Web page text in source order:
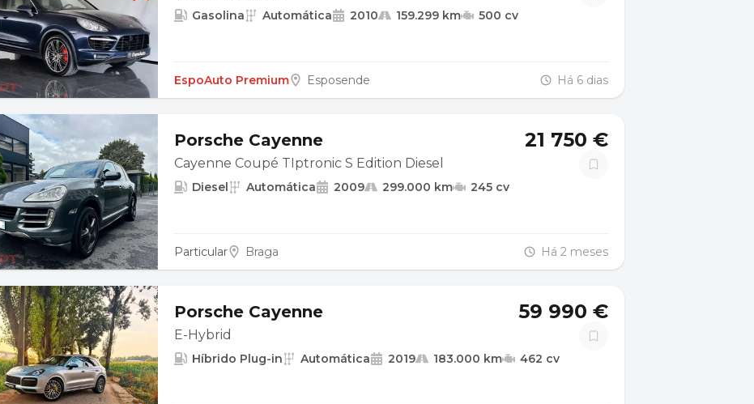
Gasolina Automática 2010 159.299 km 500 cv
EspoAuto Premium Esposende Há 6 dias
Porsche Cayenne
Cayenne Coupé TIptronic S Edition Diesel
21 750 €
Diesel Automática 2009 299.000 km 245 cv
Particular Braga Há 2 meses
Porsche Cayenne
E-Hybrid
59 990 €
Híbrido Plug-in Automática 2019 183.000 km 462 cv